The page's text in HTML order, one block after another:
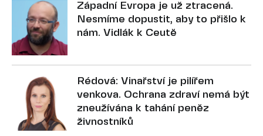
Západní Evropa je už ztracená.
Nesmíme dopustit, aby to přišlo k
nám. Vidlák k Ceutě
Rédová: Vinařství je pilířem
venkova. Ochrana zdraví nemá být
zneužívána k tahání peněz
živnostníků